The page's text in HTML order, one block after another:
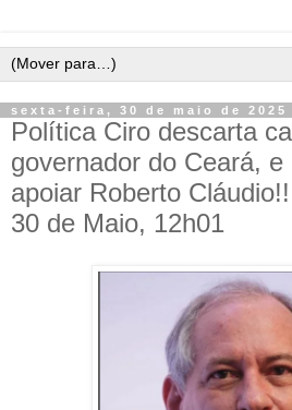
sexta-feira, 30 de maio de 2025
Política Ciro descarta
governador do Ceará, e
apoiar Roberto
30 de Maio, 12h01